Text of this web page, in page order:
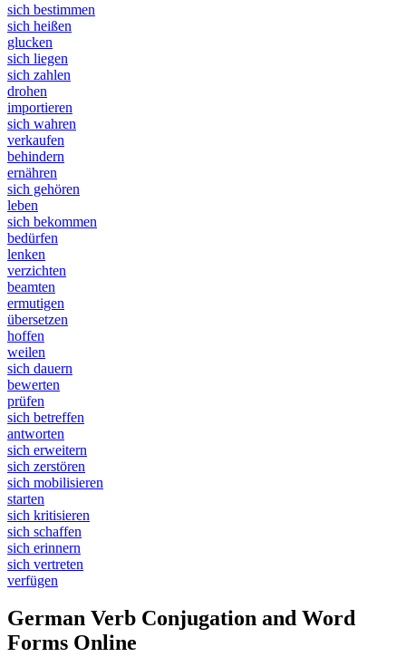
sich bestimmen
sich heißen
glucken
sich liegen
sich zahlen
drohen
importieren
sich wahren
verkaufen
behindern
ernähren
sich gehören
leben
sich bekommen
bedürfen
lenken
verzichten
beamten
ermutigen
übersetzen
hoffen
weilen
sich dauern
bewerten
prüfen
sich betreffen
antworten
sich erweitern
sich zerstören
sich mobilisieren
starten
sich kritisieren
sich schaffen
sich erinnern
sich vertreten
verfügen
German Verb Conjugation and Word
Forms Online